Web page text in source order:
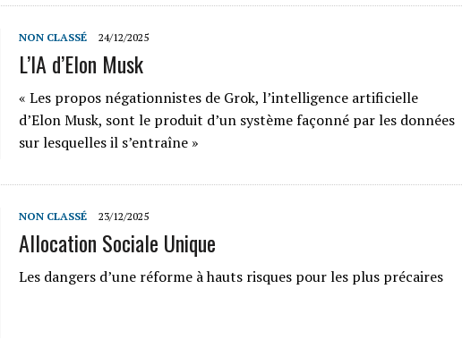
NON CLASSÉ 24/12/2025
L’IA d’Elon Musk
« Les propos négationnistes de Grok, l’intelligence artificielle
d’Elon Musk, sont le produit d’un système façonné par les données
sur lesquelles il s’entraîne »
NON CLASSÉ 23/12/2025
Allocation Sociale Unique
Les dangers d’une réforme à hauts risques pour les plus précaires